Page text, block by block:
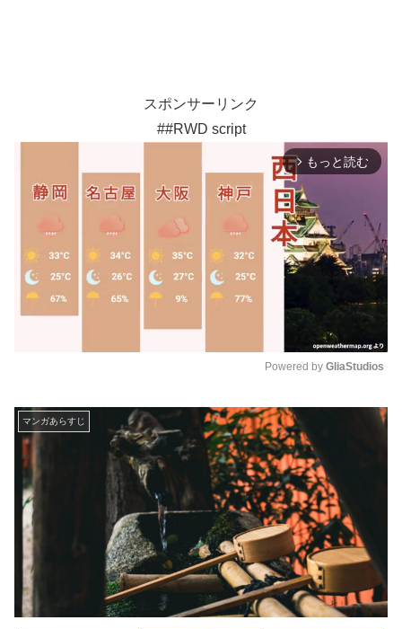
スポンサーリンク
##RWD script
arrow_forward_ios もっと読む
Powered by GliaStudios
マンガあらすじ